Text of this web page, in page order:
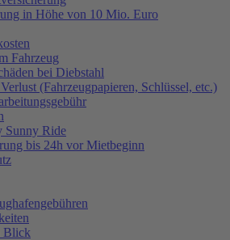
in Höhe von 10 Mio. Euro
Fahrzeug
bei Diebstahl
(Fahrzeugpapieren, Schlüssel, etc.)
Sunny Ride
bis 24h vor Mietbeginn
Blick